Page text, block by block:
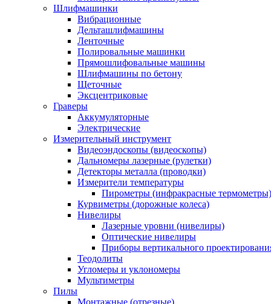
Шлифмашинки
Вибрационные
Дельташлифмашины
Ленточные
Полировальные машинки
Прямошлифовальные машины
Шлифмашины по бетону
Щеточные
Эксцентриковые
Граверы
Аккумуляторные
Электрические
Измерительный инструмент
Видеоэндоскопы (видеоскопы)
Дальномеры лазерные (рулетки)
Детекторы металла (проводки)
Измерители температуры
Пирометры (инфракрасные термометры)
Курвиметры (дорожные колеса)
Нивелиры
Лазерные уровни (нивелиры)
Оптические нивелиры
Приборы вертикального
Теодолиты
Угломеры и уклономеры
Мультиметры
Пилы
Монтажные (отрезные)